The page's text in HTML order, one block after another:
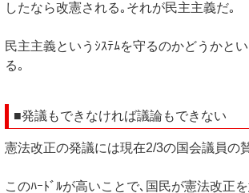
したなら改憲される｡それが民主主義だ｡
民主主義というｼｽﾃﾑを守るのかどうかと
る｡
■発議もできなければ議論もできない
憲法改正の発議には現在2/3の国会議員の
このﾊｰﾄﾞﾙが高いことで､国民が憲法改正